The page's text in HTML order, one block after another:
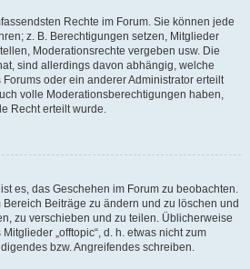
Rechte im Forum. Sie können jede
z. B. Berechtigungen setzen, Mitglieder
Moderationsrechte vergeben usw. Die
sind allerdings davon abhängig, welche
oder ein anderer Administrator erteilt
volle Moderationsberechtigungen haben,
Recht erteilt wurde.
es, das Geschehen im Forum zu beobachten.
Beiträge zu ändern und zu löschen und
zu verschieben und zu teilen. Üblicherweise
„offtopic“, d. h. etwas nicht zum
bzw. Angreifendes schreiben.